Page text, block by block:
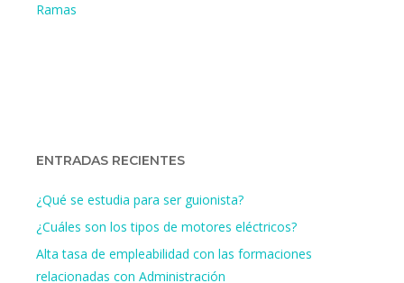
Ramas
ENTRADAS RECIENTES
¿Qué se estudia para ser guionista?
¿Cuáles son los tipos de motores eléctricos?
Alta tasa de empleabilidad con las formaciones
relacionadas con Administración